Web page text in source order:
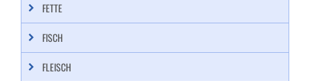
FETTE
FISCH
FLEISCH